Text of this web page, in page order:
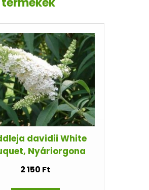
davidii White
Nyáriorgona
2 150 Ft